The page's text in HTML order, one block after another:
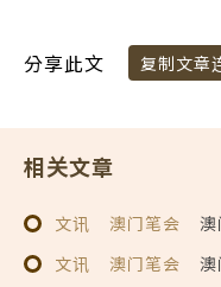
分享此文 复制文章
相关文章
文讯 澳门笔会
澳
文讯
澳门笔会
澳